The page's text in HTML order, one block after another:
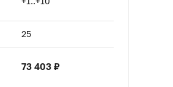
25
73 403 ₽